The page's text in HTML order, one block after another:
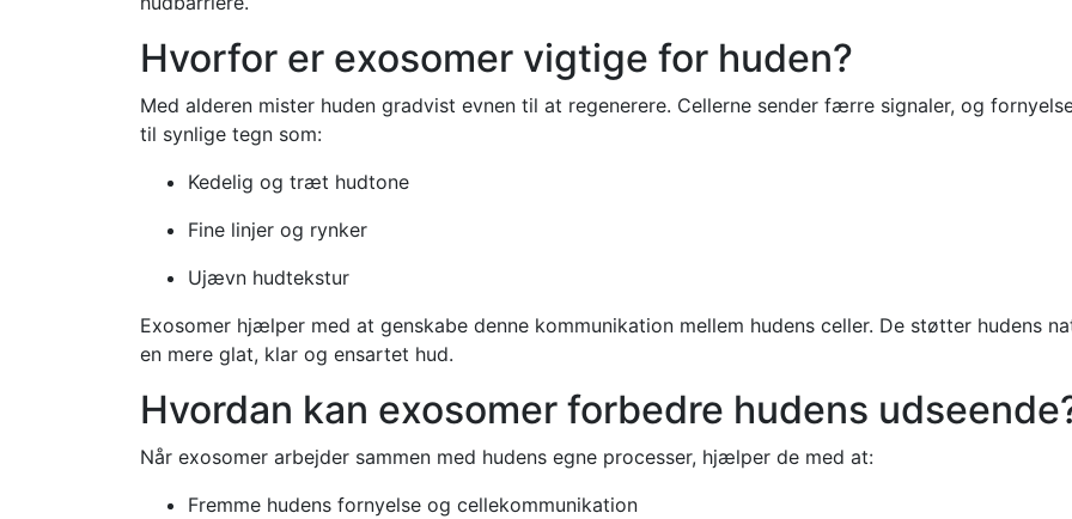
Hvorfor er exosomer vigtige for huden?
Med alderen mister huden gradvist evnen til at regenerere. Cellerne sender færre signaler, og
til synlige tegn som:
Kedelig og træt hudtone
Fine linjer og rynker
Ujævn hudtekstur
Exosomer hjælper med at genskabe denne kommunikation mellem hudens celler. De støtter hudens
en mere glat, klar og ensartet hud.
Hvordan kan exosomer forbedre hudens
Når exosomer arbejder sammen med hudens egne processer, hjælper de med at:
Fremme hudens fornyelse og cellekommunikation